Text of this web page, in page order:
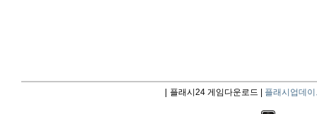
플래시24 게임다운로드 | 플래시업데이